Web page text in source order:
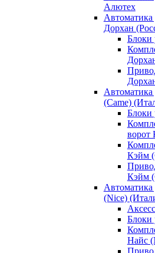
Алютех
Дорхан
Блоки
(Came)
Блоки
ворот
Кэйм
Кэйм
(Nice)
Блоки
Найс